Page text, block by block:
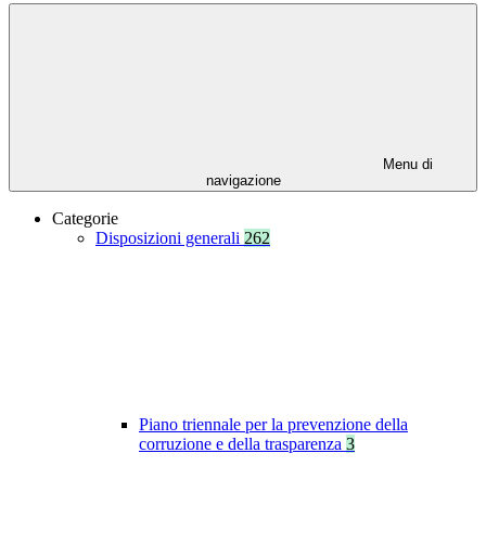
Menu di
navigazione
Categorie
Disposizioni generali 262
Piano triennale per la prevenzione della
corruzione e della trasparenza 3